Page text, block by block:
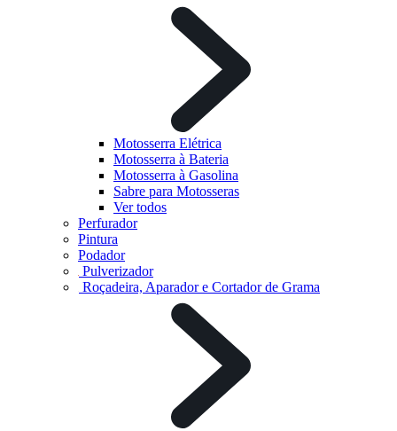
Motosserra Elétrica
Motosserra à Bateria
Motosserra à Gasolina
Sabre para Motosseras
Ver todos
Perfurador
Pintura
Podador
Pulverizador
Roçadeira, Aparador e Cortador de Grama